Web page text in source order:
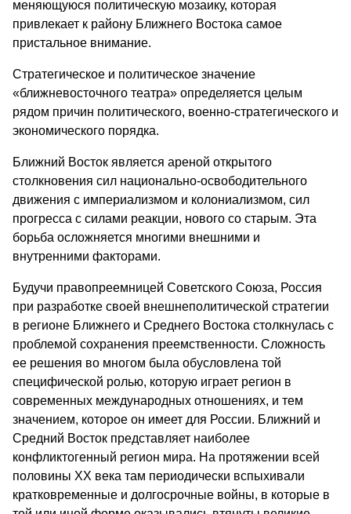
меняющуюся политическую мозаику, которая
привлекает к району Ближнего Востока самое
пристальное внимание.
Стратегическое и политическое значение
«ближневосточного театра» определяется целым
рядом причин политического, военно-стратегического и
экономического порядка.
Ближний Восток является ареной открытого
столкновения сил национально-освободительного
движения с империализмом и колониализмом, сил
прогресса с силами реакции, нового со старым. Эта
борьба осложняется многими внешними и
внутренними факторами.
Будучи правопреемницей Советского Союза, Россия
при разработке своей внешнеполитической стратегии
в регионе Ближнего и Среднего Востока столкнулась с
проблемой сохранения преемственности. Сложность
ее решения во многом была обусловлена той
специфической ролью, которую играет регион в
современных международных отношениях, и тем
значением, которое он имеет для России. Ближний и
Средний Восток представляет наиболее
конфликтогенный регион мира. На протяжении всей
половины XX века там периодически вспыхивали
кратковременные и долгосрочные войны, в которые в